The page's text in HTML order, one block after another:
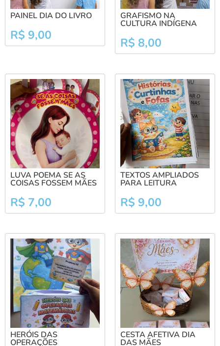
PAINEL DIA DO LIVRO
R$ 9,00
GRAFISMO NA
CULTURA INDÍGENA
R$ 8,00
LUVA POEMA SE AS
COISAS FOSSEM MÃES
R$ 7,00
TEXTOS AMPLIADOS
PARA LEITURA
R$ 9,00
HERÓIS DAS
OPERAÇÕES
CESTA AFETIVA DIA
DAS MÃES